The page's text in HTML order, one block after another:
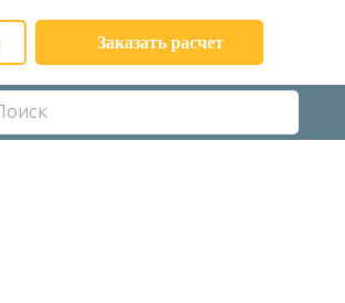
Заказать расчет